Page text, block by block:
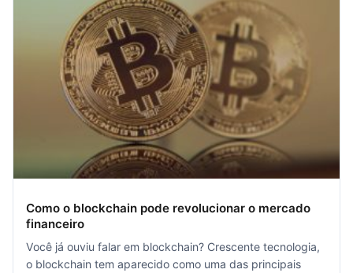
Como o blockchain pode revolucionar o mercado
financeiro
Você já ouviu falar em blockchain? Crescente tecnologia,
o blockchain tem aparecido como uma das principais